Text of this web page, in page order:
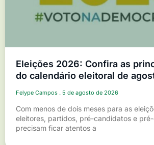
Eleições 2026: Confira as
do calendário eleitoral de
Felype Campos 5 de agosto de 2026
Com menos de dois meses para as
eleitores, partidos, pré-candidatos e
precisam ficar atentos a